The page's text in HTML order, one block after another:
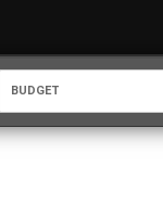
BUDGET